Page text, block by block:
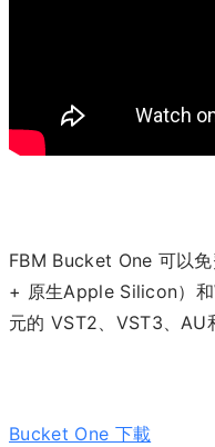
FBM Bucket One 可以
+ 原生Apple Silicon）
元的 VST2、VST3、AU
Bucket One 下載